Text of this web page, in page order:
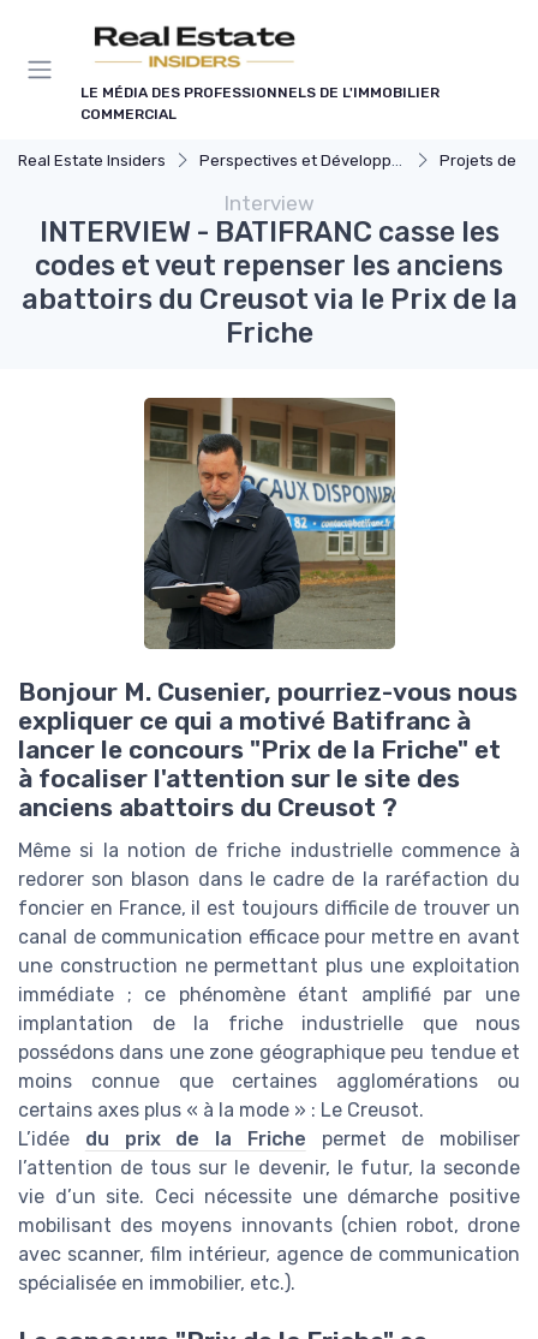
LE MÉDIA DES PROFESSIONNELS DE L'IMMOBILIER
COMMERCIAL
Real Estate Insiders Perspectives et Développement Durable Projets de
Interview
INTERVIEW - BATIFRANC casse les
codes et veut repenser les anciens
abattoirs du Creusot via le Prix de la
Friche
Bonjour M. Cusenier, pourriez-vous nous
expliquer ce qui a motivé Batifranc à
lancer le concours "Prix de la Friche" et
à focaliser l'attention sur le site des
anciens abattoirs du Creusot ?
Même si la notion de friche industrielle commence à
redorer son blason dans le cadre de la raréfaction du
foncier en France, il est toujours difficile de trouver un
canal de communication efficace pour mettre en avant
une construction ne permettant plus une exploitation
immédiate ; ce phénomène étant amplifié par une
implantation de la friche industrielle que nous
possédons dans une zone géographique peu tendue et
moins connue que certaines agglomérations ou
certains axes plus « à la mode » : Le Creusot.
L’idée du prix de la Friche permet de mobiliser
l’attention de tous sur le devenir, le futur, la seconde
vie d’un site. Ceci nécessite une démarche positive
mobilisant des moyens innovants (chien robot, drone
avec scanner, film intérieur, agence de communication
spécialisée en immobilier, etc.).